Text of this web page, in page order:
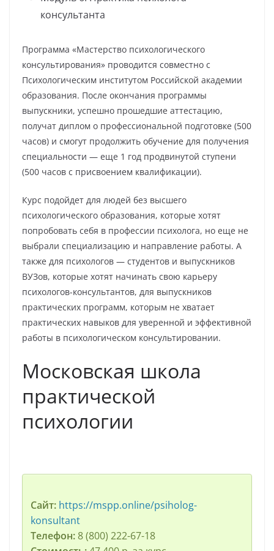
консультанта
Программа «Мастерство психологического
консультирования» проводится совместно с
Психологическим институтом Российской академии
образования. После окончания программы
выпускники, успешно прошедшие аттестацию,
получат диплом о профессиональной подготовке (500
часов) и смогут продолжить обучение для получения
специальности — еще 1 год продвинутой ступени
(500 часов с присвоением квалификации).
Курс подойдет для людей без высшего
психологического образования, которые хотят
попробовать себя в профессии психолога, но еще не
выбрали специализацию и направление работы. А
также для психологов — студентов и выпускников
ВУЗов, которые хотят начинать свою карьеру
психологов-консультантов, для выпускников
практических программ, которым не хватает
практических навыков для уверенной и эффективной
работы в психологическом консультировании.
Московская школа
практической
психологии
Сайт: https://mspp.online/psiholog-
konsultant
Телефон:8 (800) 222-67-18